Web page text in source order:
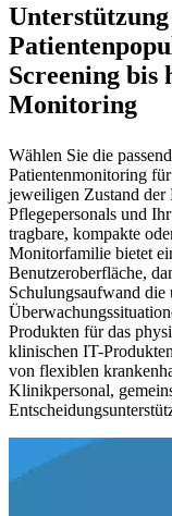
Screening bis
Monitoring
Wählen Sie die
Patientenmonitoring
jeweiligen Zustand der
Pflegepersonals und
tragbare, kompakte
Monitorfamilie bietet
Benutzeroberfläche,
Schulungsaufwand die
Produkten für das
klinischen IT-
von flexiblen
Klinikpersonal,